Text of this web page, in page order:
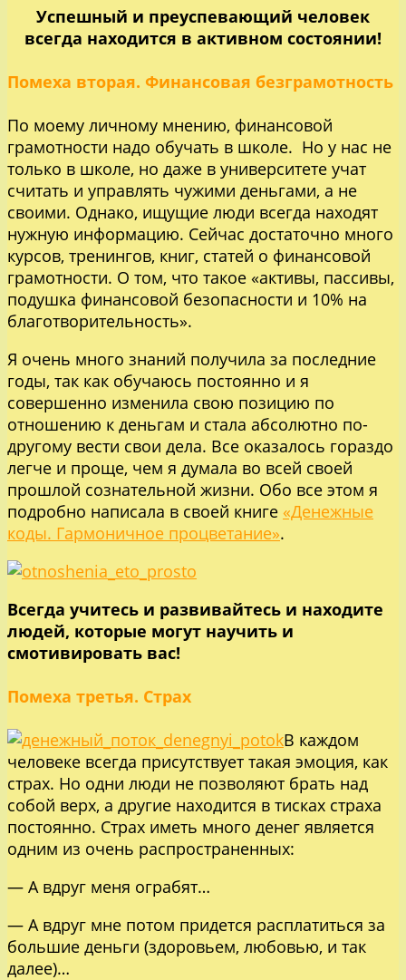
Успешный и преуспевающий человек
всегда находится в активном состоянии!
Помеха вторая. Финансовая безграмотность
По моему личному мнению, финансовой
грамотности надо обучать в школе. Но у нас не
только в школе, но даже в университете учат
считать и управлять чужими деньгами, а не
своими. Однако, ищущие люди всегда находят
нужную информацию. Сейчас достаточно много
курсов, тренингов, книг, статей о финансовой
грамотности. О том, что такое «активы, пассивы,
подушка финансовой безопасности и 10% на
благотворительность».
Я очень много знаний получила за последние
годы, так как обучаюсь постоянно и я
совершенно изменила свою позицию по
отношению к деньгам и стала абсолютно по-
другому вести свои дела. Все оказалось гораздо
легче и проще, чем я думала во всей своей
прошлой сознательной жизни. Обо все этом я
подробно написала в своей книге «Денежные
коды. Гармоничное процветание».
Всегда учитесь и развивайтесь и находите
людей, которые могут научить и
смотивировать вас!
Помеха третья. Страх
В каждом
человеке всегда присутствует такая эмоция, как
страх. Но одни люди не позволяют брать над
собой верх, а другие находится в тисках страха
постоянно. Страх иметь много денег является
одним из очень распространенных:
— А вдруг меня ограбят…
— А вдруг мне потом придется расплатиться за
большие деньги (здоровьем, любовью, и так
далее)…